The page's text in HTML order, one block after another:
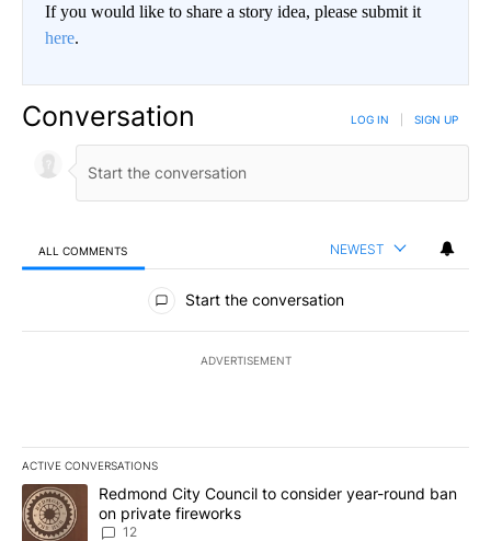
If you would like to share a story idea, please submit it
here.
Conversation LOG IN SIGN UP
ALL COMMENTS NEWEST
All Comments
Start the conversation
ADVERTISEMENT
ACTIVE CONVERSATIONS
The following is a list of the most commented articles in the last
A trending article titled "Redmond City Council to consider
Redmond City Council to consider year-round ban
on private fireworks
12